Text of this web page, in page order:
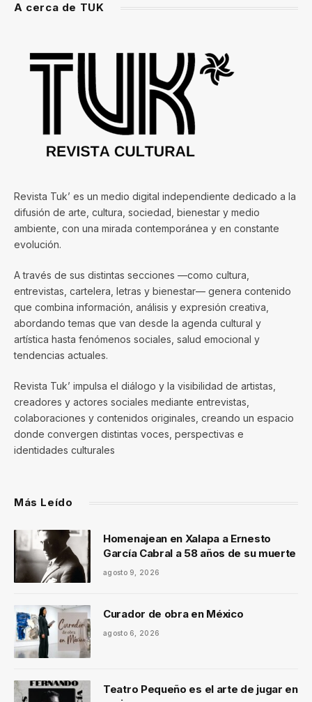
A cerca de TUK
Revista Tuk’ es un medio digital independiente dedicado a la
difusión de arte, cultura, sociedad, bienestar y medio
ambiente, con una mirada contemporánea y en constante
evolución.
A través de sus distintas secciones —como cultura,
entrevistas, cartelera, letras y bienestar— genera contenido
que combina información, análisis y expresión creativa,
abordando temas que van desde la agenda cultural y
artística hasta fenómenos sociales, salud emocional y
tendencias actuales.
Revista Tuk’ impulsa el diálogo y la visibilidad de artistas,
creadores y actores sociales mediante entrevistas,
colaboraciones y contenidos originales, creando un espacio
donde convergen distintas voces, perspectivas e
identidades culturales
Más Leído
Homenajean en Xalapa a Ernesto
García Cabral a 58 años de su muerte
agosto 9, 2026
Curador de obra en México
agosto 6, 2026
Teatro Pequeño es el arte de jugar en